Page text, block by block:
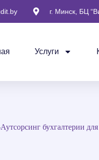
г. Минск, БЦ
Услуги
Аутсорсинг бухгалтерии